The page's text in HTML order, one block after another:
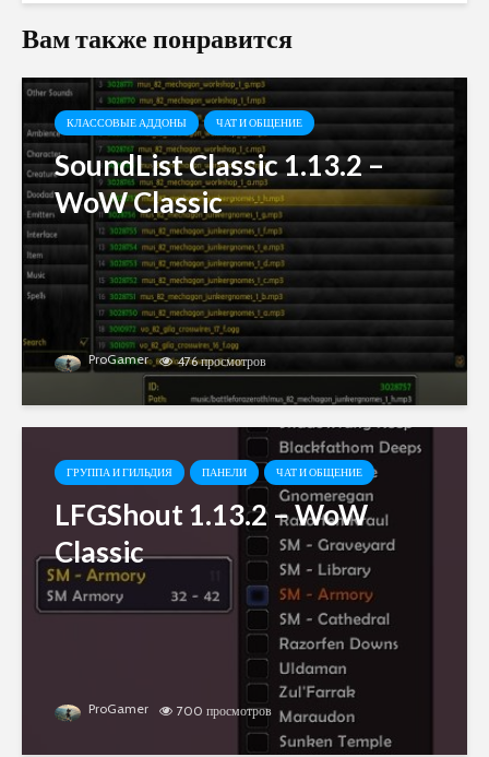
Вам также понравится
КЛАССОВЫЕ АДДОНЫ ЧАТ И ОБЩЕНИЕ
SoundList Classic 1.13.2 –
WoW Classic
ProGamer 476 просмотров
ГРУППА И ГИЛЬДИЯ ПАНЕЛИ ЧАТ И ОБЩЕНИЕ
LFGShout 1.13.2 – WoW
Classic
ProGamer 700 просмотров